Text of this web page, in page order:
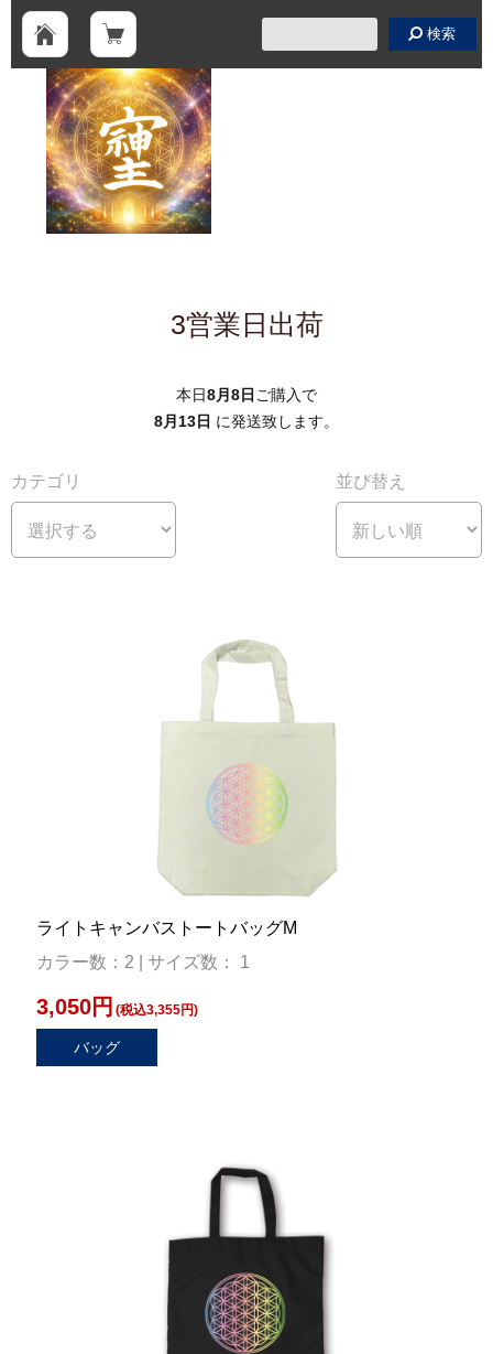
検索
3営業日出荷
本日8月8日 ご購入で
8月13日 に発送致します。
カテゴリ 並び替え
ライトキャンバストートバッグM
カラー数：2 | サイズ数： 1
3,050円 (税込3,355円)
バッグ